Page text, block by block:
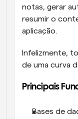
notas, gerar
resumir o
aplicação.
Infelizmente,
de uma curva
Principais
Bases de